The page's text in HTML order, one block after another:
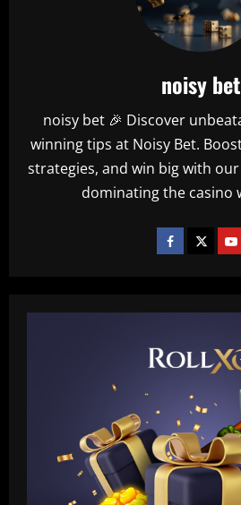
noisy bet
noisy bet 🎉 Discover
winning tips at Noisy Bet.
strategies, and win big with
dominating the casino